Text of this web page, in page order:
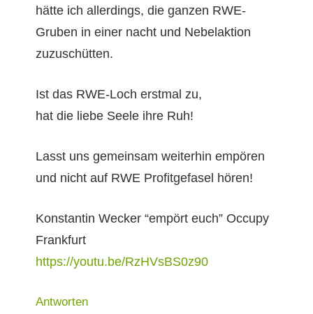
hätte ich allerd­ings, die ganzen RWE-
Gruben in ein­er nacht und Nebe­lak­tion
zuzuschütten.
Ist das RWE-Loch erst­mal zu,
hat die liebe Seele ihre Ruh!
Lasst uns gemein­sam weit­er­hin empören
und nicht auf RWE Prof­it­ge­fasel hören!
Kon­stan­tin Weck­er “empört euch” Occu­py
Frankfurt
https://youtu.be/RzHVsBS0z90
Antworten